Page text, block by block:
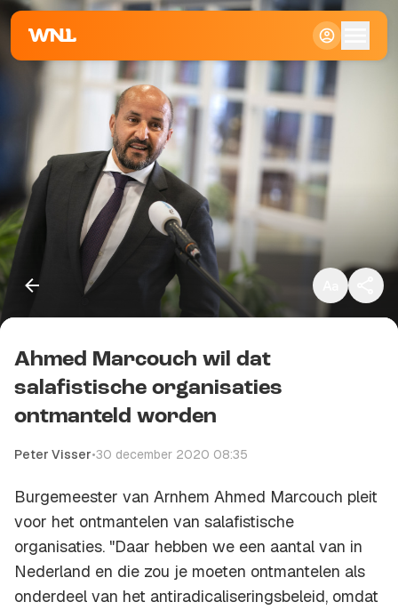
Klein
Standaard
Groot
Ahmed Marcouch wil dat
salafistische organisaties
ontmanteld worden
Peter Visser•30 december 2020 08:35
Burgemeester van Arnhem Ahmed Marcouch pleit
voor het ontmantelen van salafistische
organisaties. "Daar hebben we een aantal van in
Nederland en die zou je moeten ontmantelen als
onderdeel van het antiradicaliseringsbeleid, omdat